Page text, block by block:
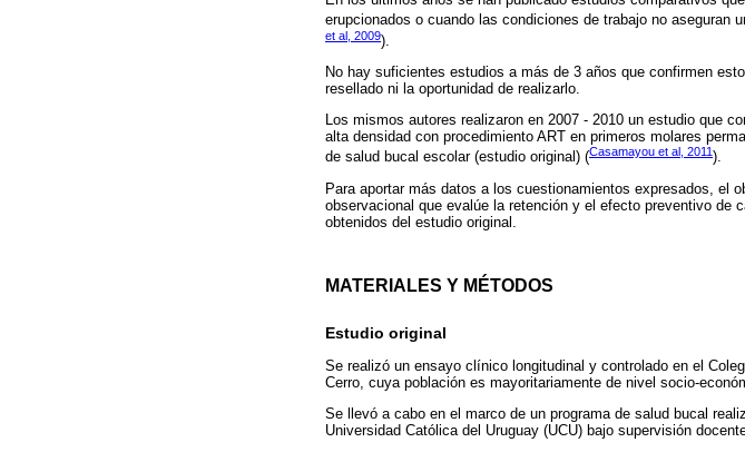
erupcionados o cuando las condiciones de trabajo no aseguran
et al, 2009).
No hay suficientes estudios a más de 3 años que confirmen
resellado ni la oportunidad de realizarlo.
Los mismos autores realizaron en 2007 - 2010 un estudio que
alta densidad con procedimiento ART en primeros molares
de salud bucal escolar (estudio original) (Casamayou et al, 2011 ).
Para aportar más datos a los cuestionamientos expresados, el
observacional que evalúe la retención y el efecto preventivo de
obtenidos del estudio original.
MATERIALES Y MÉTODOS
Estudio original
Se realizó un ensayo clínico longitudinal y controlado en el
Cerro, cuya población es mayoritariamente de nivel socio-
Se llevó a cabo en el marco de un programa de salud bucal
Universidad Católica del Uruguay (UCU) bajo supervisión